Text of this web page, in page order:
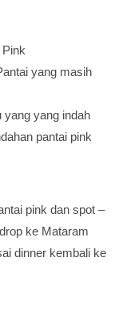
yang masih
yang yang indah
pantai pink
pink dan spot –
ke Mataram
dinner kembali ke